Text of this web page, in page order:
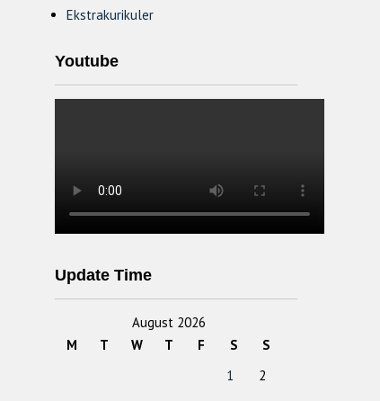
Ekstrakurikuler
Youtube
Update Time
August 2026
M
T W T F S
S
1
2